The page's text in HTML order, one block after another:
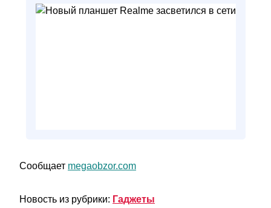
Сообщает megaobzor.com
Новость из рубрики: Гаджеты